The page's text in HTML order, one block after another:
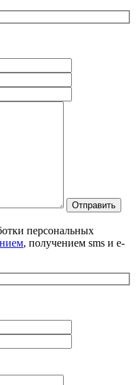
персональных
, получением sms и e-